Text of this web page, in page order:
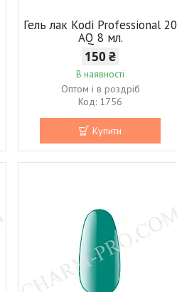
Гель лак Kodi Professional 20
AQ 8 мл.
150 ₴
В наявності
Оптом і в роздріб
1756
Купити